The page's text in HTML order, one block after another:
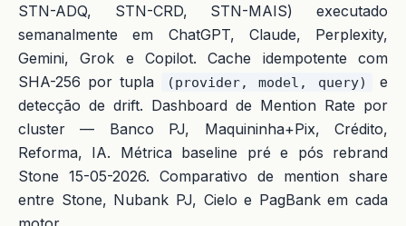
STN-ADQ, STN-CRD, STN-MAIS) executado
semanalmente em ChatGPT, Claude, Perplexity,
Gemini, Grok e Copilot. Cache idempotente com
SHA-256 por tupla
(provider, model, query)
e
detecção de drift. Dashboard de Mention Rate por
cluster — Banco PJ, Maquininha+Pix, Crédito,
Reforma, IA. Métrica baseline pré e pós rebrand
Stone 15-05-2026. Comparativo de mention share
entre Stone, Nubank PJ, Cielo e PagBank em cada